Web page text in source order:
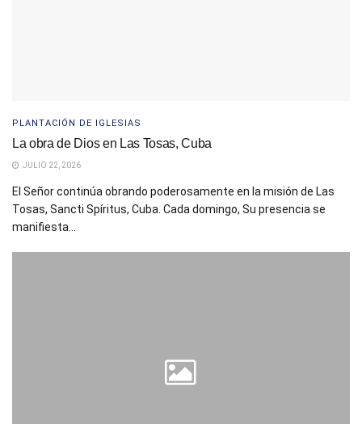
PLANTACIÓN DE IGLESIAS
La obra de Dios en Las Tosas, Cuba
JULIO 22, 2026
El Señor continúa obrando poderosamente en la misión de Las
Tosas, Sancti Spíritus, Cuba. Cada domingo, Su presencia se
manifiesta...